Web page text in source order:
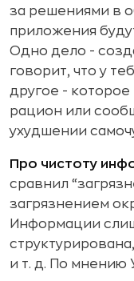
за решениями в
приложения
Одно дело -
говорит, что у
другое - которое
рацион или
ухудшении
Про чистоту
сравнил
загрязнением
Информации
и т. д. По мнению